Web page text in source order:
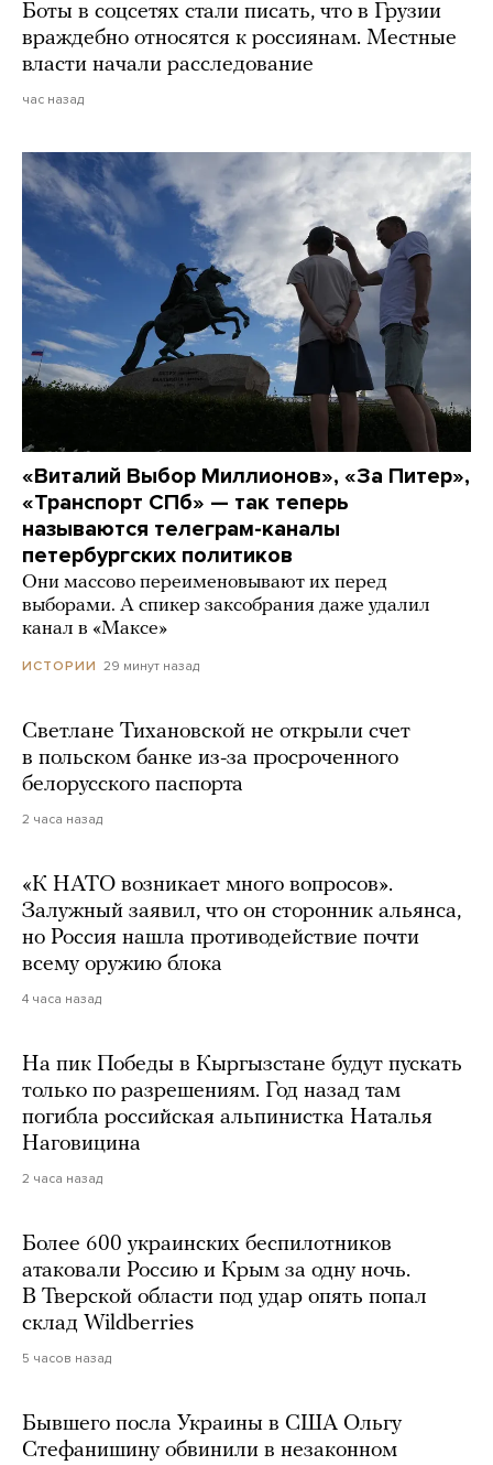
Боты в соцсетях стали писать, что в Грузии
враждебно относятся к россиянам. Местные
власти начали расследование
час назад
«Виталий Выбор Миллионов», «За Питер»,
«Транспорт СПб» — так теперь
называются телеграм-каналы
петербургских политиков
Они массово переименовывают их перед
выборами. А спикер заксобрания даже удалил
канал в «Максе»
ИСТОРИИ 29 минут назад
Светлане Тихановской не открыли счет
в польском банке из-за просроченного
белорусского паспорта
2 часа назад
«К НАТО возникает много вопросов».
Залужный заявил, что он сторонник альянса,
но Россия нашла противодействие почти
всему оружию блока
4 часа назад
На пик Победы в Кыргызстане будут пускать
только по разрешениям. Год назад там
погибла российская альпинистка Наталья
Наговицина
2 часа назад
Более 600 украинских беспилотников
атаковали Россию и Крым за одну ночь.
В Тверской области под удар опять попал
склад Wildberries
5 часов назад
Бывшего посла Украины в США Ольгу
Стефанишину обвинили в незаконном